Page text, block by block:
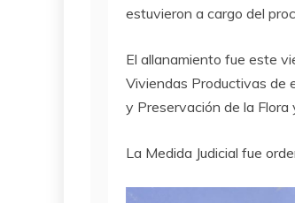
estuvieron a cargo del
El allanamiento fue este
Viviendas Productivas de
y Preservación de la Flora
La Medida Judicial fue